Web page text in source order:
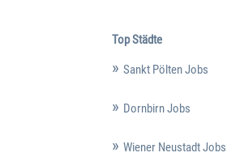
Top Städte
Sankt Pölten Jobs
Dornbirn Jobs
Wiener Neustadt Jobs